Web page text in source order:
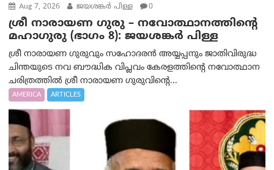
Aug 7, 2026 ജയശങ്കര്‍ പിള്ള 0
ശ്രീ നാരായണ ഗുരു – നവോത്ഥാനത്തിന്റെ
മഹാഗുരു (ഭാഗം 8): ജയശങ്കര്‍ പിള്ള
ശ്രീ നാരായണ ഗുരുവും സഹോദരൻ അയ്യപ്പനും ജാതിവിരുദ്ധ
ചിന്തയുടെ നവ ബൗദ്ധിക വിപ്ലവം കേരളത്തിന്റെ നവോത്ഥാന
ചരിത്രത്തിൽ ശ്രീ നാരായണ ഗുരുവിന്റെ...
AMERICA ARTICLES